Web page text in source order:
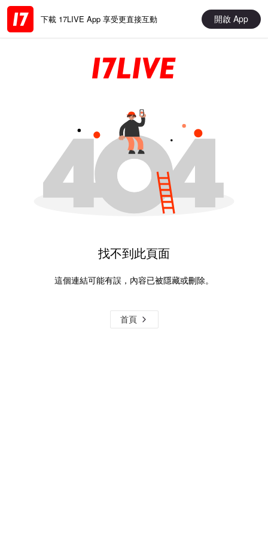
下載 17LIVE App 享受更直接互動 開啟 App
找不到此頁面
這個連結可能有誤，內容已被隱藏或刪除。
首頁